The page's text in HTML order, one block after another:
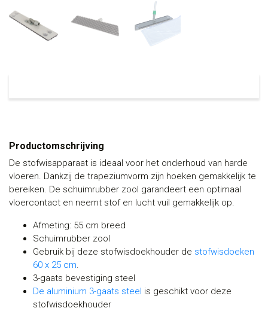
Productomschrijving
De stofwisapparaat is ideaal voor het onderhoud van harde
vloeren. Dankzij de trapeziumvorm zijn hoeken gemakkelijk te
bereiken. De schuimrubber zool garandeert een optimaal
vloercontact en neemt stof en lucht vuil gemakkelijk op.
Afmeting: 55 cm breed
Schuimrubber zool
Gebruik bij deze stofwisdoekhouder de stofwisdoeken
60 x 25 cm.
3-gaats bevestiging steel
De aluminium 3-gaats steel is geschikt voor deze
stofwisdoekhouder